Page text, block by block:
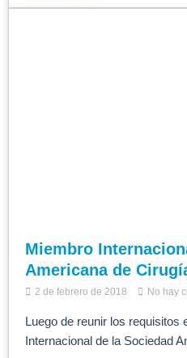
Miembro
Americana de
2 de febrero de 2018 No hay
Luego de reunir los
Internacional de la Sociedad